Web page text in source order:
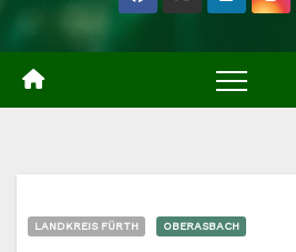
LANDKREIS FÜRTH OBERASBACH